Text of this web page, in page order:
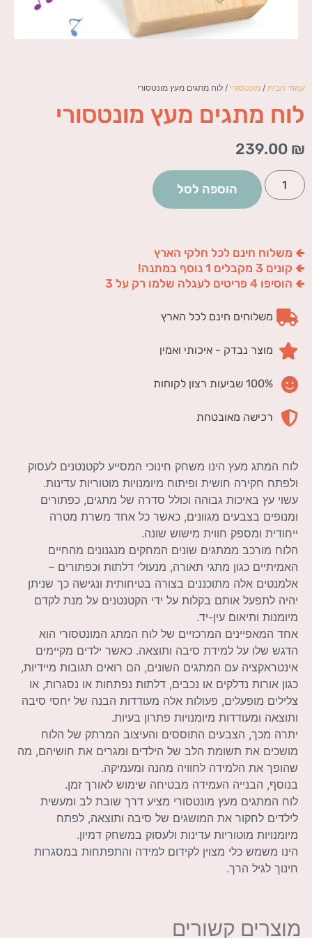
עמוד הבית / מונטסורי / לוח מתגים מעץ מונטסורי
לוח מתגים מעץ מונטסורי
239.00 ₪
הוספה לסל
🢀 משלוח חינם לכל חלקי הארץ
🢀 קונים 3 מקבלים 1 נוסף במתנה!
🢀 הוסיפו 4 פריטים לעגלה שלמו רק על 3
משלוחים חינם לכל הארץ
מוצר נבדק - איכותי ואמין
100% שביעות רצון לקוחות
רכישה מאובטחת
לוח המתג מעץ הינו משחק חינוכי המסייע לקטנטנים לעסוק
ולפתח חקירה חושית ופיתוח מיומנויות מוטוריות עדינות.
עשוי עץ באיכות גבוהה וכולל סדרה של מתגים, כפתורים
ומנופים בצבעים מגוונים, כאשר כל אחד משרת מטרה
ייחודית ומספק חווית מישוש שונה.
הלוח מורכב ממתגים שונים המחקים מנגנונים מהחיים
האמיתיים כגון מתגי תאורה, מנעולי דלתות וכפתורים –
אלמנטים אלה מתוכננים בצורה בטיחותית ונגישה כך שניתן
יהיה לתפעל אותם בקלות על ידי הקטנטנים על מנת לקדם
מיומנות ותיאום עין-יד.
אחד המאפיינים המרכזיים של לוח המתג המונטסורי הוא
הדגש שלו על למידת סיבה ותוצאה. כאשר ילדים מקיימים
אינטראקציה עם המתגים השונים, הם רואים תגובות מיידיות,
כגון אורות נדלקים או נכבים, דלתות נפתחות או נסגרות, או
צלילים מופעלים, פעולות אלה מעודדות הבנה של יחסי סיבה
ותוצאה ומעודדות מיומנויות פתרון בעיות.
יתרה מכך, הצבעים התוססים והעיצוב המרתק של הלוח
מושכים את תשומת הלב של הילדים ומגרים את חושיהם, מה
שהופך את הלמידה לחוויה מהנה ומעמיקה.
בנוסף, הבנייה העמידה מבטיחה שימוש לאורך זמן.
לוח המתגים מעץ מונטסורי מציע דרך שובת לב ומעשית
לילדים לחקור את המושגים של סיבה ותוצאה, לפתח
מיומנויות מוטוריות עדינות ולעסוק במשחק דמיון.
הינו משמש כלי מצוין לקידום למידה והתפתחות במסגרות
חינוך לגיל הרך.
מוצרים קשורים